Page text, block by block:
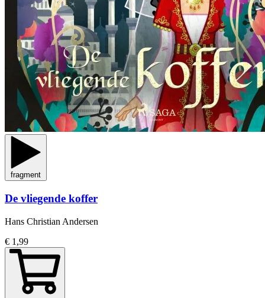
fragment
De vliegende koffer
Hans Christian Andersen
€ 1,99